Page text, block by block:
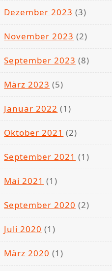
Dezember 2023 (3)
November 2023 (2)
September 2023 (8)
März 2023 (5)
Januar 2022 (1)
Oktober 2021 (2)
September 2021 (1)
Mai 2021 (1)
September 2020 (2)
Juli 2020 (1)
März 2020 (1)